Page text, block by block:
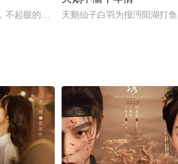
为默契配合救助病人心生好感，却发现彼
不起眼的角落里，经营着一家从午夜十二
天鹅仙子白羽为报沔阳湖打